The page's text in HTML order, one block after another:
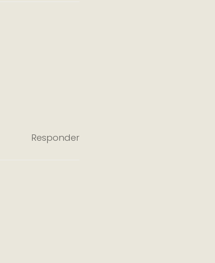
Responder